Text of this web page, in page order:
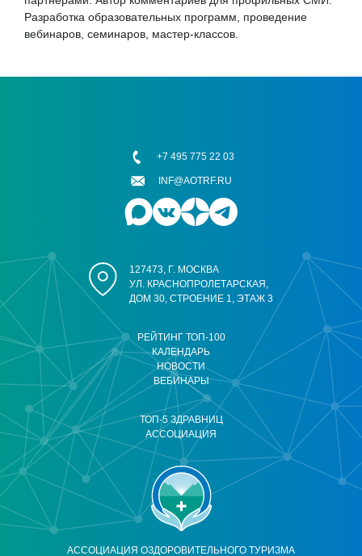
Разработка образовательных программ, проведение
вебинаров, семинаров, мастер-классов.
АССОЦИАЦИЯ ОЗДОРОВИТЕЛЬНОГО ТУРИЗМА
РЕЙТИНГ ТОП-100
КАЛЕНДАРЬ
НОВОСТИ
ВЕБИНАРЫ
ТОП-5 ЗДРАВНИЦ
АССОЦИАЦИЯ
127473, Г. МОСКВА
УЛ. КРАСНОПРОЛЕТАРСКАЯ,
ДОМ 30, СТРОЕНИЕ 1, ЭТАЖ 3
+7 495 775 22 03
INF@AOTRF.RU